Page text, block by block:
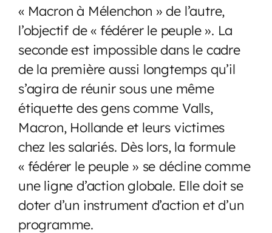
« Macron à Mélenchon » de l’autre,
l’objectif de « fédérer le peuple ». La
seconde est impossible dans le cadre
de la première aussi longtemps qu’il
s’agira de réunir sous une même
étiquette des gens comme Valls,
Macron, Hollande et leurs victimes
chez les salariés. Dès lors, la formule
« fédérer le peuple » se décline comme
une ligne d’action globale. Elle doit se
doter d’un instrument d’action et d’un
programme.